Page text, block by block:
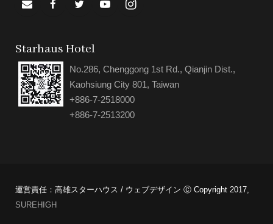
Starhaus Hotel
No.286, Chenggong 1st Rd., Qianjin Dist.,
Kaohsiung City 801, Taiwan
+886-7-2518000
+886-7-2513200
運営責任：高雄スターハウス / ウェブデザイン Ⓒ Copyright 2017,
SUREHIGH